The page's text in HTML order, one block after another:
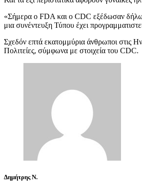
«Σήμερα ο FDA και ο CDC εξέδωσαν
μια συνέντευξη Τύπου έχει
Σχεδόν επτά εκατομμύρια άνθρωποι στις
Πολιτείες, σύμφωνα με στοιχεία του CDC.
Δημήτρης Ν.